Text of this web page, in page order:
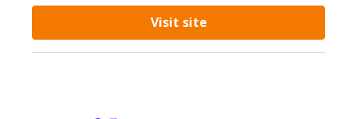
Visit site